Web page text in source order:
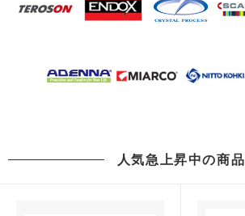
人気急上昇中の商品